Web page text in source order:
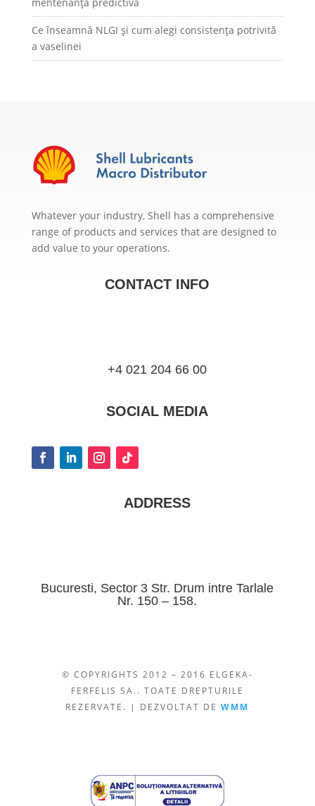
Ce înseamnă NLGI și cum alegi consistența potrivită
a vaselinei
Whatever your industry, Shell has a comprehensive
range of products and services that are designed to
add value to your operations.
CONTACT INFO
+4 021 204 66 00
SOCIAL MEDIA
ADDRESS
Bucuresti, Sector 3 Str. Drum intre Tarlale
Nr. 150 – 158.
© COPYRIGHTS 2012 – 2016 ELGEKA-
FERFELIS SA.. TOATE DREPTURILE
REZERVATE. | DEZVOLTAT DEWMM